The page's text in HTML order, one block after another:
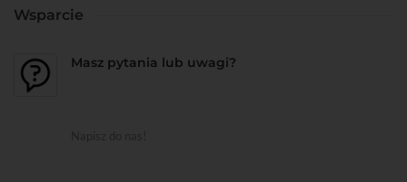
Wsparcie
Masz pytania lub uwagi?